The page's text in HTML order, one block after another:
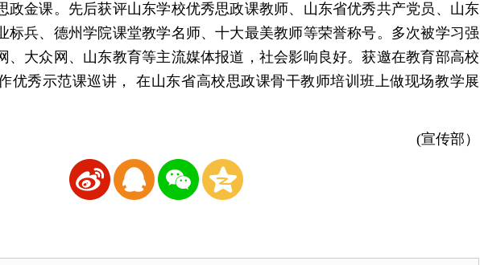
政金课。先后获评山东学校优秀思政课教师、山东省优秀共产党员、山东
标兵、德州学院课堂教学名师、十大最美教师等荣誉称号。多次被学习强
、大众网、山东教育等主流媒体报道，社会影响良好。获邀在教育部高校
优秀示范课巡讲， 在山东省高校思政课骨干教师培训班上做现场教学展
(宣传部）